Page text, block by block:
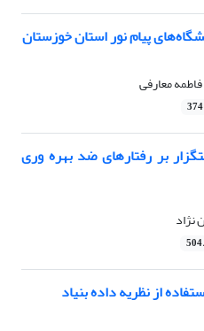
پیام نور استان خوزستان
معارفی
بر رفتارهای ضد بهره وری
نژاد
از نظریه داده بنیاد